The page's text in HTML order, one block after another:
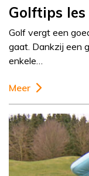
Golftips
Golf vergt een
gaat. Dankzij een
enkele…
Meer